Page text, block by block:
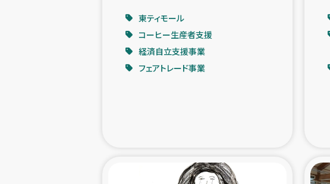
タイ国境ミャンマー移民子ど
レバノンでのシリア難民への食糧
石巻市街地在宅被災者支
東ティモール
コーヒー生産者支援
経済自立支援事業
フェアトレード事業